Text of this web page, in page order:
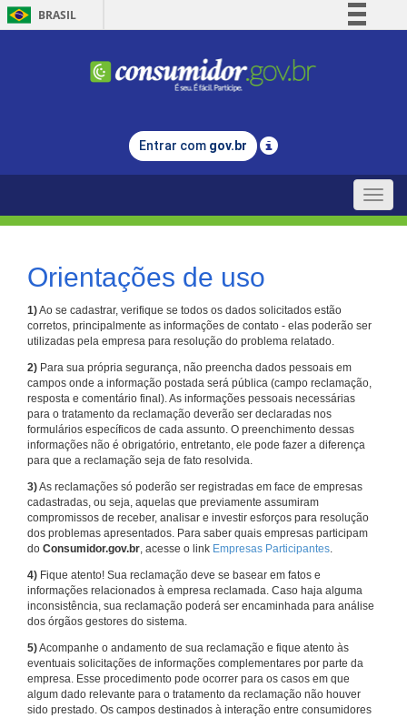
BRASIL
Comunica BR
Legislação
Entrar com gov.br
Toggle
Orientações de uso
1)Ao se cadastrar, verifique se todos os dados solicitados estão
corretos, principalmente as informações de contato - elas poderão ser
utilizadas pela empresa para resolução do problema relatado.
2) Para sua própria segurança, não preencha dados pessoais em
campos onde a informação postada será pública (campo reclamação,
resposta e comentário final). As informações pessoais necessárias
para o tratamento da reclamação deverão ser declaradas nos
formulários específicos de cada assunto. O preenchimento dessas
informações não é obrigatório, entretanto, ele pode fazer a diferença
para que a reclamação seja de fato resolvida.
3)As reclamações só poderão ser registradas em face de empresas
cadastradas, ou seja, aquelas que previamente assumiram
compromissos de receber, analisar e investir esforços para resolução
dos problemas apresentados. Para saber quais empresas participam
do Consumidor.gov.br, acesse o link Empresas Participantes.
4) Fique atento! Sua reclamação deve se basear em fatos e
informações relacionados à empresa reclamada. Caso haja alguma
inconsistência, sua reclamação poderá ser encaminhada para análise
dos órgãos gestores do sistema.
5)Acompanhe o andamento de sua reclamação e fique atento às
eventuais solicitações de informações complementares por parte da
empresa. Esse procedimento pode ocorrer para os casos em que
algum dado relevante para o tratamento da reclamação não houver
sido prestado. Os campos destinados à interação entre consumidores